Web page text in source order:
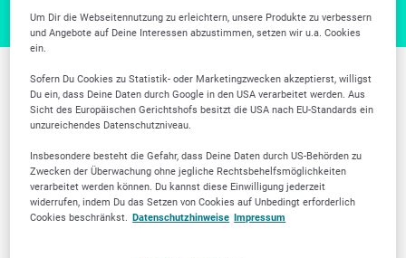
Weitere Branchen in
Mönchengladbach
Um Dir die Webseitennutzung zu erleichtern, unsere Produkte zu verbessern
und Angebote auf Deine Interessen abzustimmen, setzen wir u.a. Cookies
ein.
Sofern Du Cookies zu Statistik- oder Marketingzwecken akzeptierst, willigst
Du ein, dass Deine Daten durch Google in den USA verarbeitet werden. Aus
Sicht des Europäischen Gerichtshofs besitzt die USA nach EU-Standards ein
unzureichendes Datenschutzniveau.
Insbesondere besteht die Gefahr, dass Deine Daten durch US-Behörden zu
Zwecken der Überwachung ohne jegliche Rechtsbehelfsmöglichkeiten
verarbeitet werden können. Du kannst diese Einwilligung jederzeit
widerrufen, indem Du das Setzen von Cookies auf Unbedingt erforderlich
Cookies beschränkst. Datenschutzhinweise Impressum